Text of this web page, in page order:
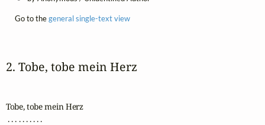
Go to thegeneral single-text view
2. Tobe, tobe mein Herz
Tobe, tobe mein Herz
. . . . . . . . . .